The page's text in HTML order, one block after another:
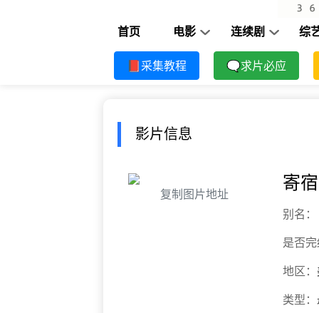
首页 电影 连续剧 综
📕采集教程 🗨求片必应
影片信息
复制图片地址
寄
别名：
是否
地区：
类型：